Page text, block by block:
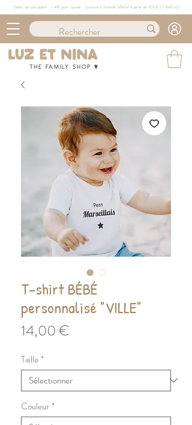
Délais de conception : ≈ 4/6 jours ouvrés · Livraison à domicile offerte* à partir de 100€ (+ d'info ici)
T-shirt BÉBÉ
personnalisé "VILLE"
14,00 €
Taille*
Couleur*